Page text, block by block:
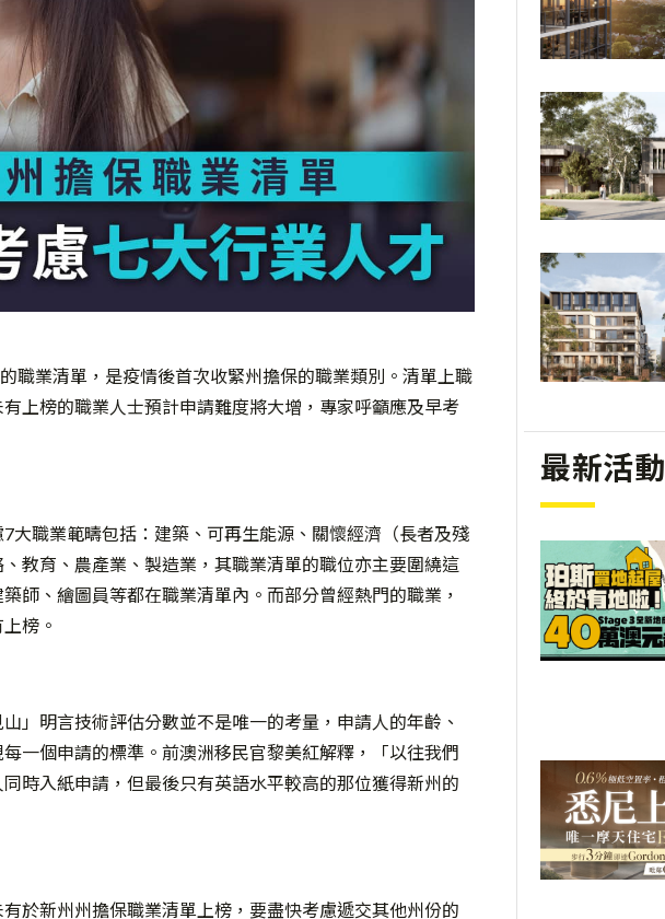
職業清單，是疫情後首次收緊州擔保的職業類別。清單上職
上榜的職業人士預計申請難度將大增，專家呼籲應及早考
大職業範疇包括：建築、可再生能源、關懷經濟（長者及殘
教育、農產業、製造業，其職業清單的職位亦主要圍繞這
師、繪圖員等都在職業清單內。而部分曾經熱門的職業，
榜。
」明言技術評估分數並不是唯一的考量，申請人的年齡、
一個申請的標準。前澳洲移民官黎美紅解釋，「以往我們
時入紙申請，但最後只有英語水平較高的那位獲得新州的
於新州州擔保職業清單上榜，要盡快考慮遞交其他州份的
最新活動